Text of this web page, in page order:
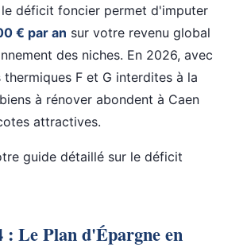
déficit foncier permet d'imputer
€ par an sur votre revenu global
des niches. En 2026, avec
thermiques F et G interdites à la
à rénover abondent à Caen
attractives.
guide détaillé sur le déficit
: Le Plan d'Épargne en